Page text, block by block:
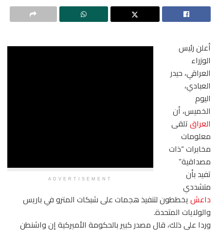
ADVERTISEMENT
أعلن رئيس
الوزراء
العراقي، حيدر
العبادي،
اليوم
الخميس، أن
العراقتلقى
معلومات
مخابرات “ذات
مصداقية”
تفيد بأن
متشددي
داعش يخططون لتنفيذ هجمات على شبكات المترو في باريس
والولايات المتحدة.
وردا على ذلك، قال مصدر كبير بالحكومة الأميركية إن واشنطن